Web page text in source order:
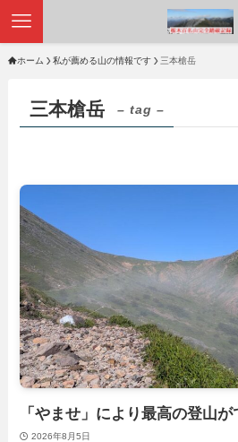
ホーム 私が薦める山の情報です 三本槍岳
三本槍岳 – tag –
「やませ」により最高の登山
2026年8月5日